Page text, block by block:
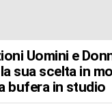
Uomini e
sua scelta in
bufera in studio